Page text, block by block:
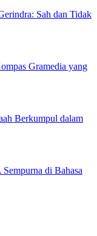
Sah dan Tidak
Gramedia yang
Berkumpul dalam
di Bahasa